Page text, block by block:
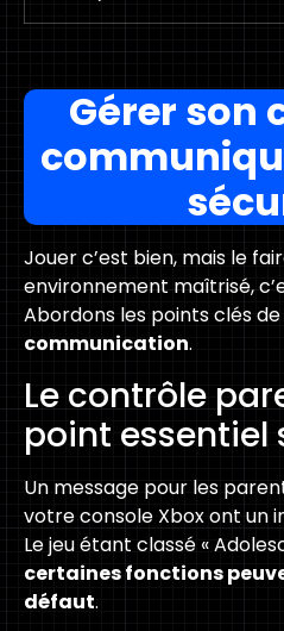
Gérer son
Jouer c’est bien, mais le
environnement maîtrisé,
Abordons les points clés
communication.
Le contrôle
point essentiel
Un message pour les
votre console Xbox ont un
Le jeu étant classé «
certaines fonctions
défaut.